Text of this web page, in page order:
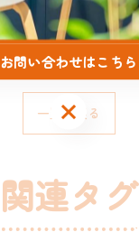
一覧に戻る
関連タグ
お問い合わせはこちら
お問い合わせはこちら